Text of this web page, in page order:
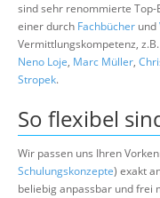
sind sehr renommierte
einer durch Fachbücher und
Vermittlungskompetenz, z.B.
Neno Loje, Marc Müller,
Stropek.
So flexibel
Wir passen uns Ihren
Schulungskonzepte) exakt
beliebig anpassbar und frei